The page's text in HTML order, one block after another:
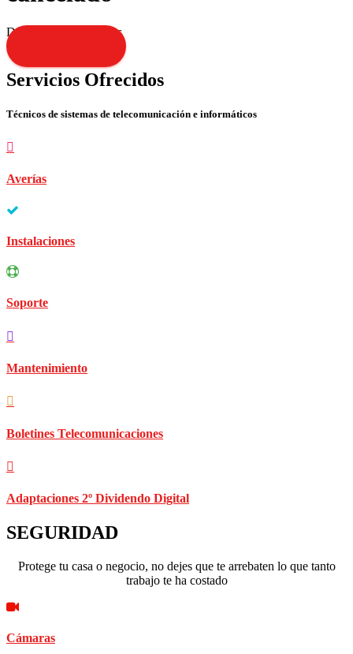
Disculpen las molestias
Servicios Ofrecidos
Técnicos de sistemas de telecomunicación e informáticos
Averías
Instalaciones
Soporte
Mantenimiento
Boletines Telecomunicaciones
Adaptaciones 2º Dividendo Digital
SEGURIDAD
Protege tu casa o negocio, no dejes que te arrebaten lo que tanto
trabajo te ha costado
Cámaras